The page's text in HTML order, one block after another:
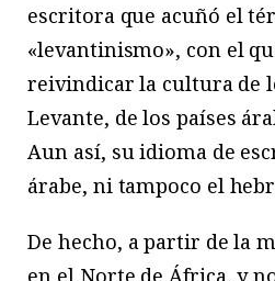
escritora que acuñó el
«levantinismo», con el
reivindicar la cultura de
Levante, de los países
Aun así, su idioma de
árabe, ni tampoco el
De hecho, a partir de la
en el Norte de África, y